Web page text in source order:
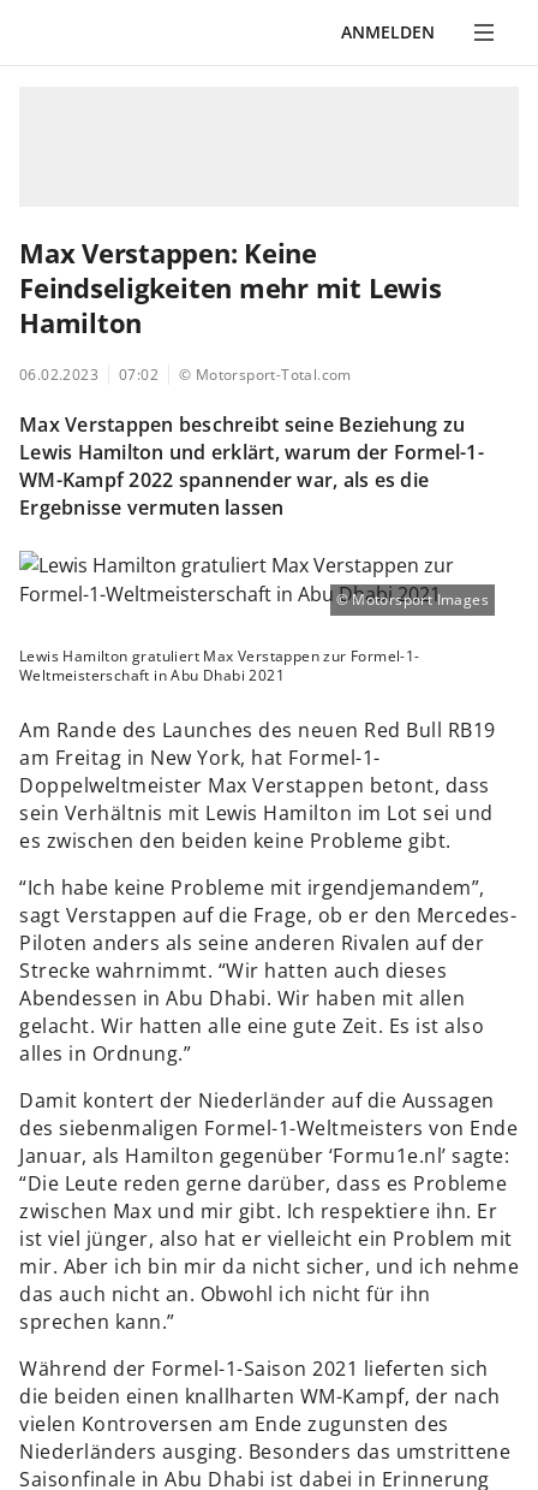
ANMELDEN
Max Verstappen: Keine
Feindseligkeiten mehr mit Lewis
Hamilton
06.02.2023 07:02 © Motorsport-Total.com
Max Verstappen beschreibt seine Beziehung zu
Lewis Hamilton und erklärt, warum der Formel-1-
WM-Kampf 2022 spannender war, als es die
Ergebnisse vermuten lassen
Lewis Hamilton gratuliert Max Verstappen zur Formel-1-
Weltmeisterschaft in Abu Dhabi 2021
Motorsport Images
Am Rande des Launches des neuen Red Bull RB19
am Freitag in New York, hat Formel-1-
Doppelweltmeister Max Verstappen betont, dass
sein Verhältnis mit Lewis Hamilton im Lot sei und
es zwischen den beiden keine Probleme gibt.
“Ich habe keine Probleme mit irgendjemandem”,
sagt Verstappen auf die Frage, ob er den Mercedes-
Piloten anders als seine anderen Rivalen auf der
Strecke wahrnimmt. “Wir hatten auch dieses
Abendessen in Abu Dhabi. Wir haben mit allen
gelacht. Wir hatten alle eine gute Zeit. Es ist also
alles in Ordnung.”
Damit kontert der Niederländer auf die Aussagen
des siebenmaligen Formel-1-Weltmeisters von Ende
Januar, als Hamilton gegenüber ‘Formu1e.nl’ sagte:
“Die Leute reden gerne darüber, dass es Probleme
zwischen Max und mir gibt. Ich respektiere ihn. Er
ist viel jünger, also hat er vielleicht ein Problem mit
mir. Aber ich bin mir da nicht sicher, und ich nehme
das auch nicht an. Obwohl ich nicht für ihn
sprechen kann.”
Während der Formel-1-Saison 2021 lieferten sich
die beiden einen knallharten WM-Kampf, der nach
vielen Kontroversen am Ende zugunsten des
Niederländers ausging. Besonders das umstrittene
Saisonfinale in Abu Dhabi ist dabei in Erinnerung